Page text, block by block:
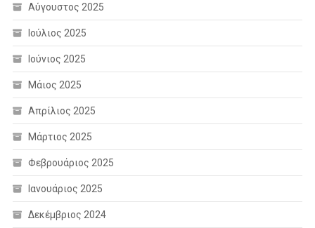
Αύγουστος 2025
Ιούλιος 2025
Ιούνιος 2025
Μάιος 2025
Απρίλιος 2025
Μάρτιος 2025
Φεβρουάριος 2025
Ιανουάριος 2025
Δεκέμβριος 2024